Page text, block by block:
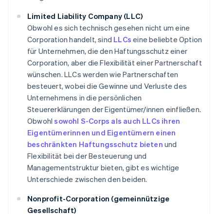
Limited Liability Company (LLC)
Obwohl es sich technisch gesehen nicht um eine
Corporation handelt, sind LLCs eine beliebte Option
für Unternehmen, die den Haftungsschutz einer
Corporation, aber die Flexibilität einer Partnerschaft
wünschen. LLCs werden wie Partnerschaften
besteuert, wobei die Gewinne und Verluste des
Unternehmens in die persönlichen
Steuererklärungen der Eigentümer/innen einfließen.
Obwohlsowohl S-Corps als auch LLCs ihren
Eigentümerinnen und Eigentümern einen
beschränkten Haftungsschutz bieten und
Flexibilität bei der Besteuerung und
Managementstruktur bieten, gibt es wichtige
Unterschiede zwischen den beiden.
Nonprofit-Corporation (gemeinnützige
Gesellschaft)